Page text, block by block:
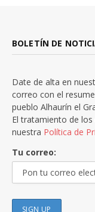
BOLETÍN DE
Date de alta en
correo con el
pueblo Alhaurín el
El tratamiento de
nuestra Política de
Tu correo: